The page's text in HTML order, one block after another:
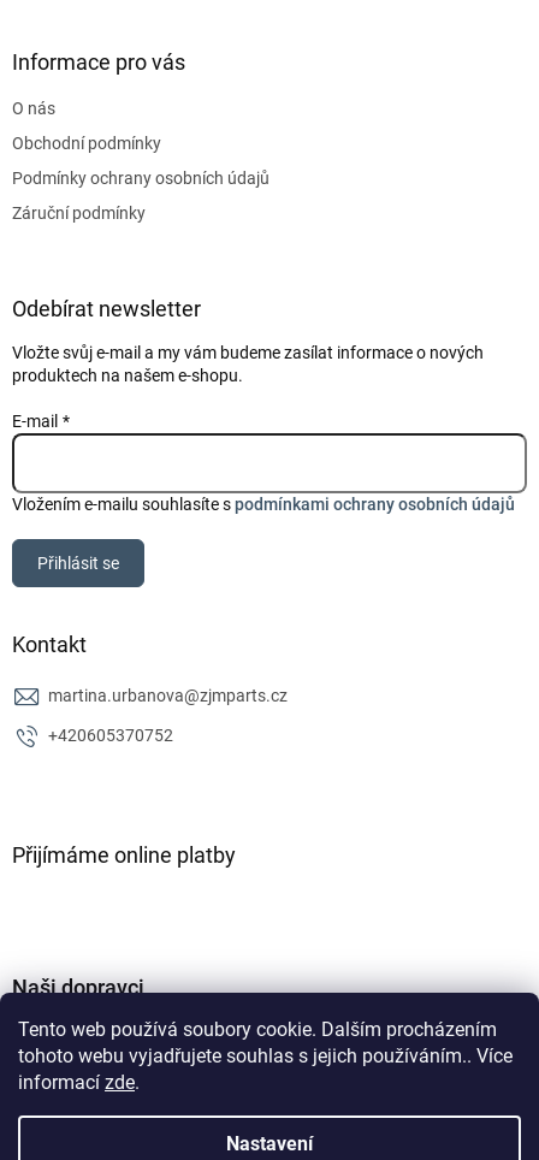
Tento web používá soubory cookie. Dalším procházením
tohoto webu vyjadřujete souhlas s jejich používáním.. Více
informací zde.
Nastavení
Informace pro vás
O nás
Obchodní podmínky
Podmínky ochrany osobních údajů
Záruční podmínky
Odebírat newsletter
Vložte svůj e-mail a my vám budeme zasílat informace o nových
produktech na našem e-shopu.
E-mail
Vložením e-mailu souhlasíte spodmínkami ochrany osobních údajů
Přihlásit se
Kontakt
martina.urbanova@zjmparts.cz
+420605370752
Přijímáme online platby
Naši dopravci
Vytvořil Shoptet